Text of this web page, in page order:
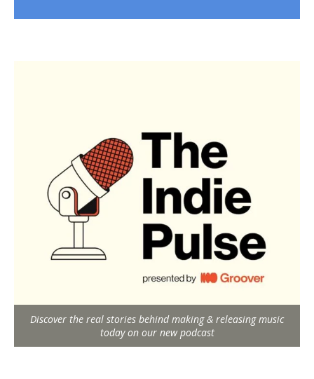
Discover the real stories behind making & releasing music
today on our new podcast